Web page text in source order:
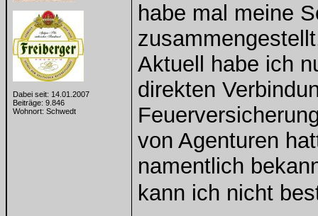
Dabei seit: 14.01.2007
Beiträge: 9.846
Wohnort: Schwedt
habe mal meine
Aktuell habe ich
direkten
von Agenturen
namentlich
kann ich nicht